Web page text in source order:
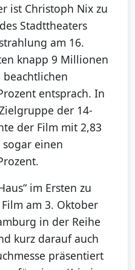
ist Christoph Nix zu
Stadttheaters
am 16.
knapp 9 Millionen
beachtlichen
entsprach. In
der 14-
der Film mit 2,83
einen
im Ersten zu
am 3. Oktober
in der Reihe
kurz darauf auch
präsentiert